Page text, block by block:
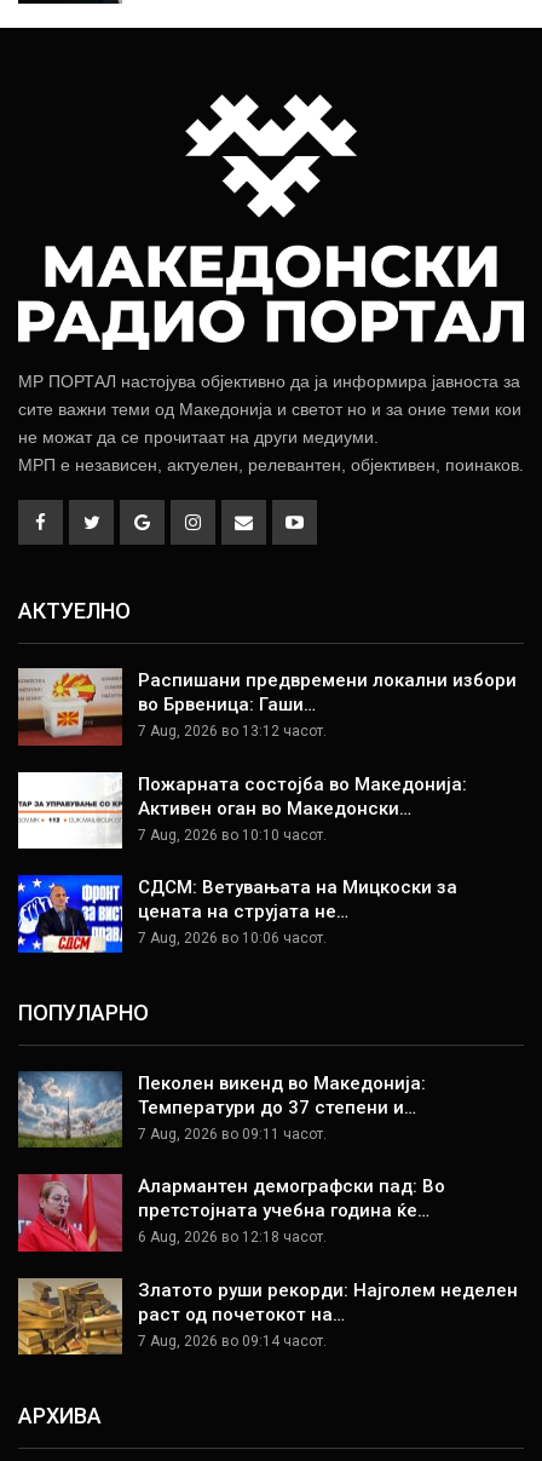
МР ПОРТАЛ настојува објективно да ја информира јавноста за
сите важни теми од Македонија и светот но и за оние теми кои
не можат да се прочитаат на други медиуми.
МРП е независен, актуелен, релевантен, објективен, поинаков.
АКТУЕЛНО
Распишани предвремени локални избори
во Брвеница: Гаши…
7 Aug, 2026 во 13:12 часот.
Пожарната состојба во Македонија:
Активен оган во Македонски…
7 Aug, 2026 во 10:10 часот.
СДСМ: Ветувањата на Мицкоски за
цената на струјата не…
7 Aug, 2026 во 10:06 часот.
ПОПУЛАРНО
Пеколен викенд во Македонија:
Температури до 37 степени и…
7 Aug, 2026 во 09:11 часот.
Алармантен демографски пад: Во
претстојната учебна година ќе…
6 Aug, 2026 во 12:18 часот.
Златото руши рекорди: Најголем неделен
раст од почетокот на…
7 Aug, 2026 во 09:14 часот.
АРХИВА